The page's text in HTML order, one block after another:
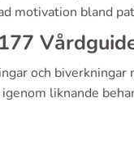
motivation bland
och
liknande